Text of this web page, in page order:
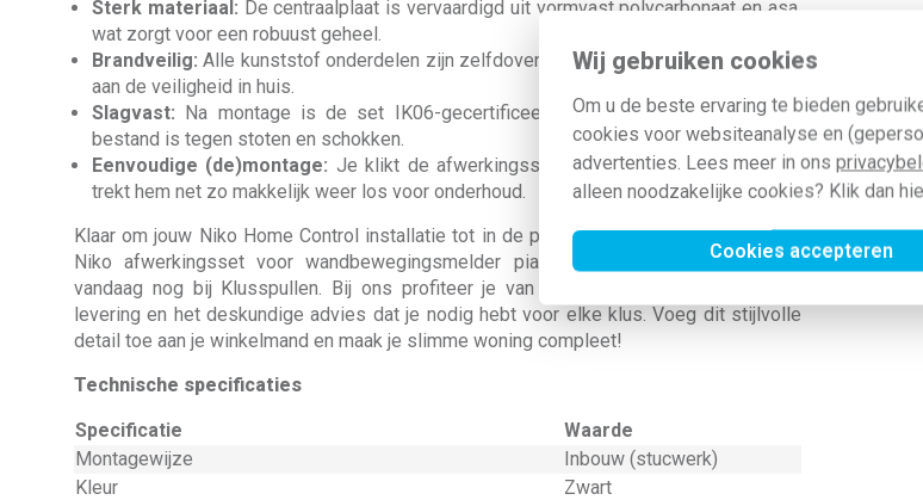
Wij gebruiken cookies
Om u de beste ervaring te bieden
cookies voor websiteanalyse en
advertenties. Lees meer in ons
alleen noodzakelijke cookies? Klik dan
Cookies accepteren
Sterk materiaal: De centraalplaat is vervaardigd uit vormvast polycarbonaat en asa,
wat zorgt voor een robuust geheel.
Brandveilig: Alle kunststof onderdelen zijn zelfdovend en halogeenvrij, wat bijdraagt
aan de veiligheid in huis.
Slagvast: Na montage is de set IK06-gecertificeerd, wat betekent dat hij goed
bestand is tegen stoten en schokken.
Eenvoudige (de)montage: Je klikt de afwerkingsset eenvoudig op de sokkel en
trekt hem net zo makkelijk weer los voor onderhoud.
Klaar om jouw Niko Home Control installatie tot in de puntjes af te werken? Bestel de
Niko afwerkingsset voor wandbewegingsmelder piano black coated (200-55511)
vandaag nog bij Klusspullen. Bij ons profiteer je van een scherpe prijs, een snelle
levering en het deskundige advies dat je nodig hebt voor elke klus. Voeg dit stijlvolle
detail toe aan je winkelmand en maak je slimme woning compleet!
Technische specificaties
Specificatie
Waarde
Montagewijze
Inbouw (stucwerk)
Kleur
Zwart